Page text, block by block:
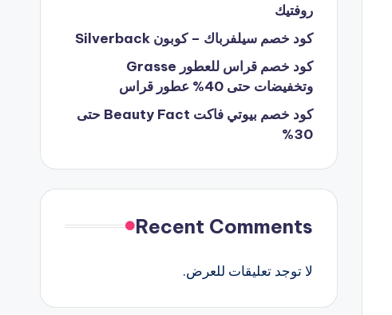
روفتيك
كود خصم سيلفرباك – كوبون Silverback
كود خصم قراس للعطور Grasse
وتخفيضات حتى 40% عطور قراس
كود خصم بيوتي فاكت Beauty Fact حتى
30%
Recent Comments
لا توجد تعليقات للعرض.